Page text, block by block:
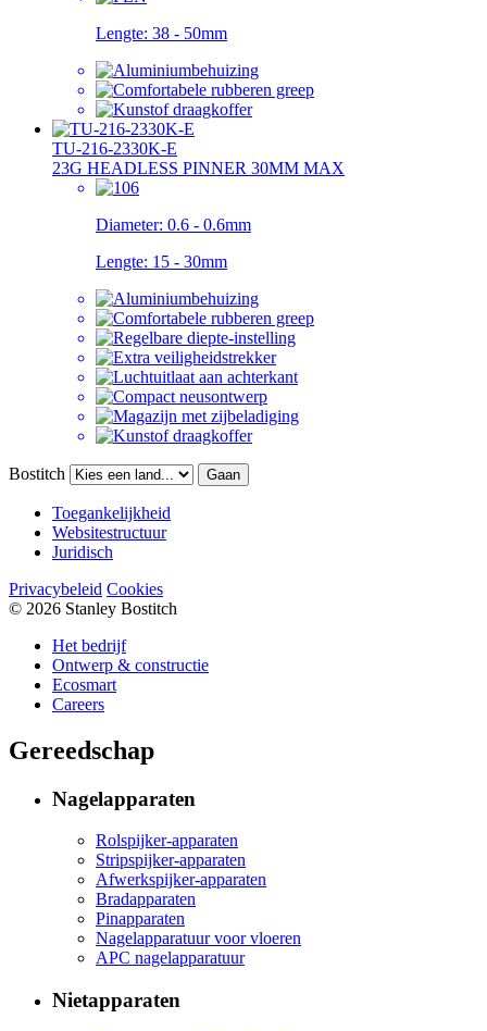
Lengte: 38 - 50mm
TU-216-2330K-E
23G HEADLESS PINNER 30MM MAX
Diameter: 0.6 - 0.6mm
Lengte: 15 - 30mm
Bostitch Gaan
Toegankelijkheid
Websitestructuur
Juridisch
Privacybeleid Cookies
© 2026 Stanley Bostitch
Het bedrijf
Ontwerp & constructie
Ecosmart
Careers
Gereedschap
Nagelapparaten
Rolspijker-apparaten
Stripspijker-apparaten
Afwerkspijker-apparaten
Bradapparaten
Pinapparaten
Nagelapparatuur voor vloeren
APC nagelapparatuur
Nietapparaten